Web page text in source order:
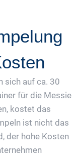
sich auf ca. 30
für die Messie
kostet das
ist nicht das
der hohe Kosten